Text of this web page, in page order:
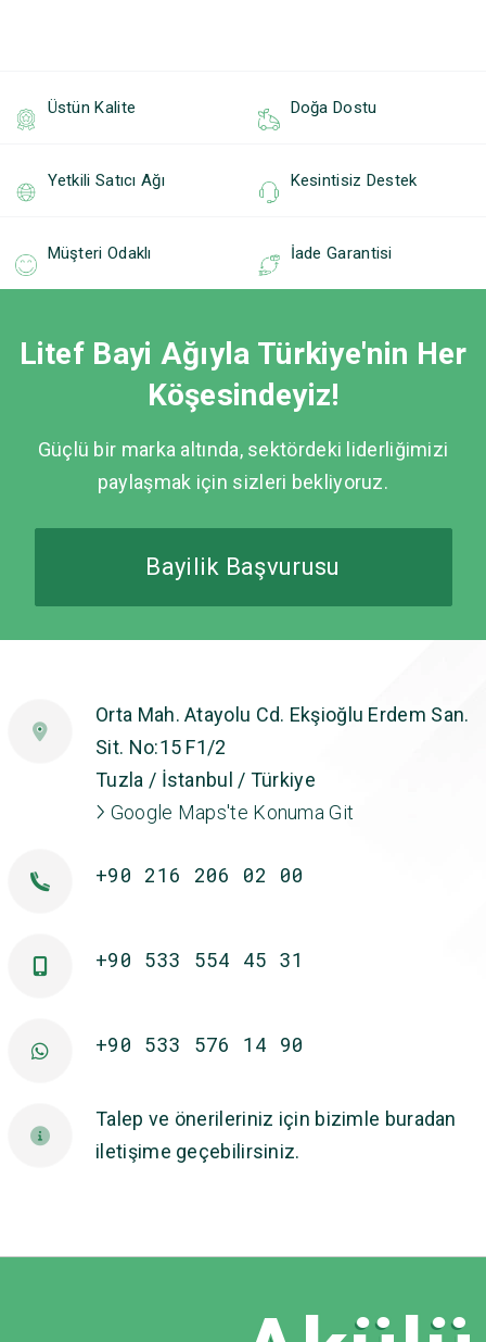
Üstün Kalite Doğa Dostu
Yetkili Satıcı Ağı Kesintisiz Destek
Müşteri Odaklı İade Garantisi
Litef Bayi Ağıyla Türkiye'nin Her
Köşesindeyiz!
Güçlü bir marka altında, sektördeki liderliğimizi
paylaşmak için sizleri bekliyoruz.
Bayilik Başvurusu
Orta Mah. Atayolu Cd. Ekşioğlu Erdem San.
Sit. No:15 F1/2
Tuzla / İstanbul / Türkiye
Google Maps'te Konuma Git
+90 216 206 02 00
+90 533 554 45 31
+90 533 576 14 90
Talep ve önerileriniz için bizimle buradan
iletişime geçebilirsiniz.